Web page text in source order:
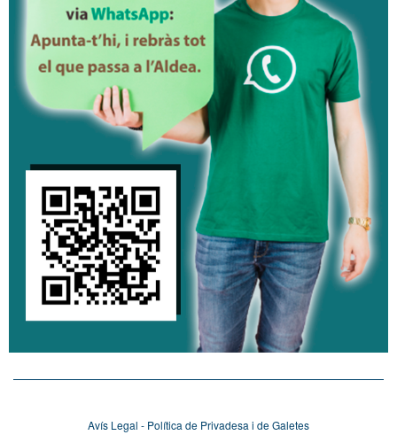
Avís Legal - Política de Privadesa i de Galetes